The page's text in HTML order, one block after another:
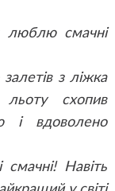
люблю смачні
з ліжка
схопив
і вдоволено
Навіть